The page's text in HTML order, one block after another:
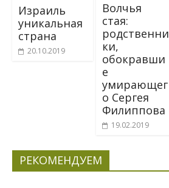
Израиль
уникальная
страна
20.10.2019
Волчья
стая:
родственни
ки,
обокравши
е
умирающег
о Сергея
Филиппова
19.02.2019
РЕКОМЕНДУЕМ